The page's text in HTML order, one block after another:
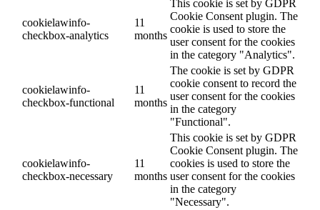
cookielawinfo-
checkbox-analytics
11
months
This cookie is set by GDPR
Cookie Consent plugin. The
cookie is used to store the
user consent for the cookies
in the category "Analytics".
cookielawinfo-
checkbox-functional
11
months
The cookie is set by GDPR
cookie consent to record the
user consent for the cookies
in the category
"Functional".
cookielawinfo-
checkbox-necessary
11
months
This cookie is set by GDPR
Cookie Consent plugin. The
cookies is used to store the
user consent for the cookies
in the category
"Necessary".